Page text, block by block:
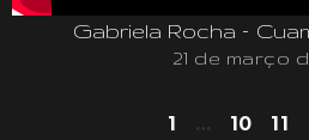
Gabriela Rocha –
21 de março
1 … 10 11